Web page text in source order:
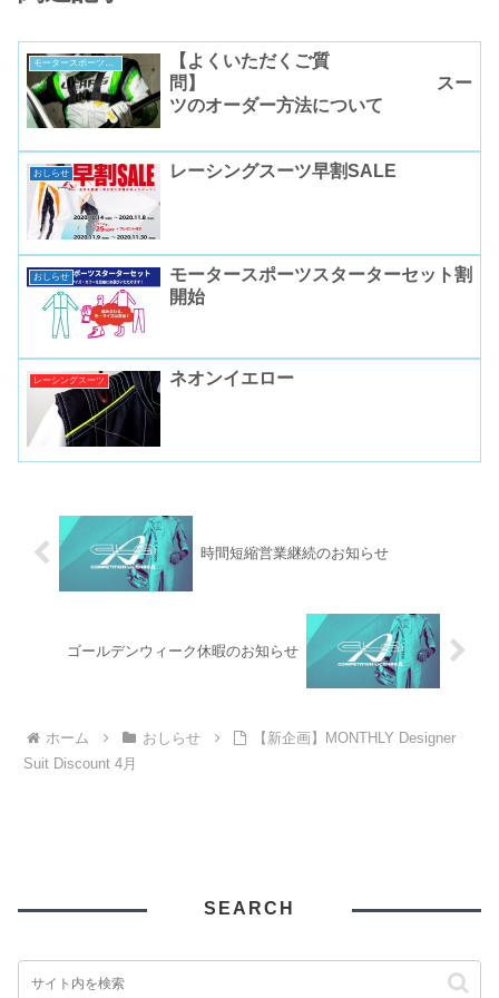
【よくいただくご質
問】 スー
ツのオーダー方法について
おしらせ レーシングスーツ早割SALE
おしらせ
モータースポーツスターターセット割
開始
レーシングスーツ ネオンイエロー
時間短縮営業継続のお知らせ
ゴールデンウィーク休暇のお知らせ
ホーム おしらせ
【新企画】MONTHLY Designer
Suit Discount 4月
SEARCH